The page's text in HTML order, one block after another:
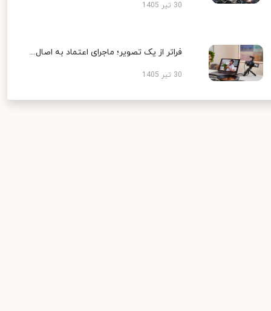
30 تیر 1405
فراتر از یک تصویر؛ ماجرای اعتماد به اصال...
30 تیر 1405